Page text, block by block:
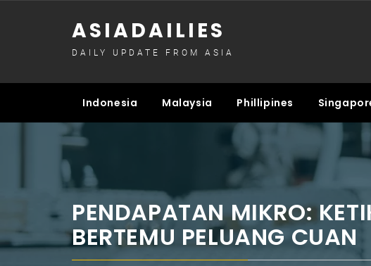
ASIADAILIES
DAILY UPDATE FROM ASIA
Indonesia Malaysia Phillipines
PENDAPATAN MIKRO:
BERTEMU PELUANG CUAN